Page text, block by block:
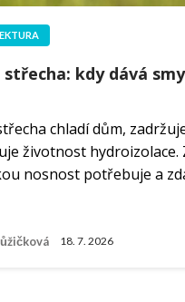
střecha: kdy dává
chladí dům,
životnost hydroizolace.
nosnost potřebuje a
18. 7. 2026